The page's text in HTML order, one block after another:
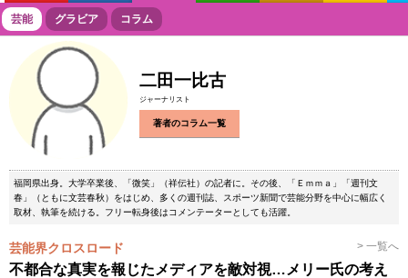
ボートレース 競輪 オートレース
芸能 グラビア コラム
二田一比古
ジャーナリスト
著者のコラム一覧
福岡県出身。大学卒業後、「微笑」（祥伝社）の記者に。その後、「Ｅｍｍａ」「週刊文
春」（ともに文芸春秋）をはじめ、多くの週刊誌、スポーツ新聞で芸能分野を中心に幅広く
取材、執筆を続ける。フリー転身後はコメンテーターとしても活躍。
芸能界クロスロード > 一覧へ
不都合な真実を報じたメディアを敵対視…メリー氏の考え